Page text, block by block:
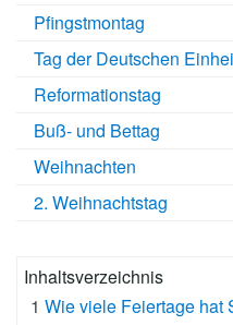
Pfingstmontag
Tag der Deutschen
Reformationstag
Buß- und Bettag
Weihnachten
2. Weihnachtstag
Inhaltsverzeichnis
1 Wie viele Feiertage hat